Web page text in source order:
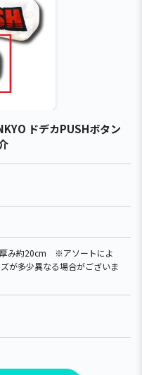
ドデカPUSHボタン
み約20cm ※アソートによ
が多少異なる場合がございま